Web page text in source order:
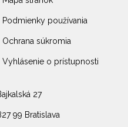
27
99 Bratislava
Podmienky používania
Ochrana súkromia
Vyhlásenie o prístupnosti